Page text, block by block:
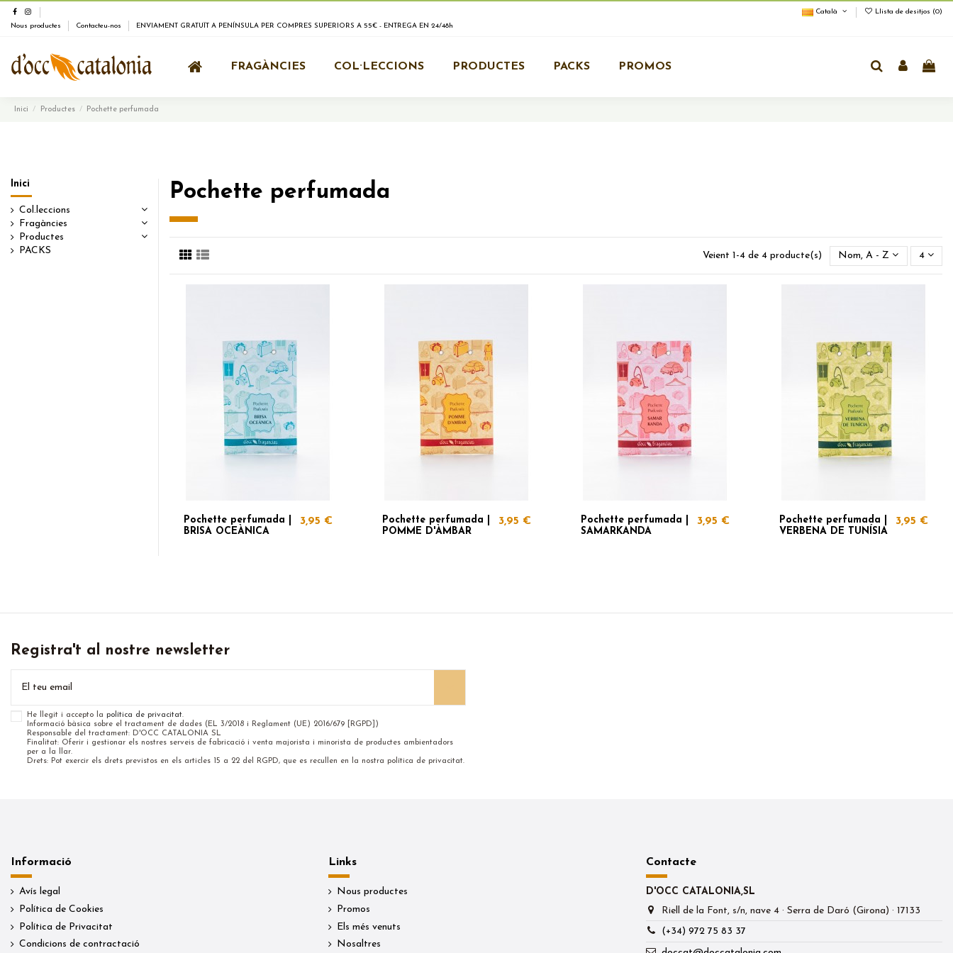
Nous productes Contacteu-nos ENVIAMENT GRATUÏT A PENÍNSULA PER COMPRES SUPERIORS A 55€ - ENTREGA EN 24/48h
Català Llista de desitjos (0)
FRAGÀNCIES COL·LECCIONS PRODUCTES PACKS PROMOS
Inici Productes Pochette perfumada
Pochette perfumada
Veient 1-4 de 4 producte(s) Nom, A - Z 4
Pochette perfumada |
BRISA OCEÀNICA
3,95 €
Pochette perfumada |
POMME D'ÀMBAR
3,95 €
Pochette perfumada |
SAMARKANDA
3,95 €
Pochette perfumada |
VERBENA DE TUNÍSIA
3,95 €
Inici
Col.leccions
Fragàncies
Productes
PACKS
Registra't al nostre newsletter
He llegit i accepto la política de privacitat.
Informació bàsica sobre el tractament de dades (EL 3/2018 i Reglament (UE) 2016/679 [RGPD])
Responsable del tractament: D'OCC CATALONIA SL
Finalitat: Oferir i gestionar els nostres serveis de fabricació i venta majorista i minorista de productes ambientadors
per a la llar.
Drets: Pot exercir els drets previstos en els articles 15 a 22 del RGPD, que es recullen en la nostra política de privacitat.
Informació
Avís legal
Política de Cookies
Política de Privacitat
Condicions de contractació
Links
Nous productes
Promos
Els més venuts
Nosaltres
Contacte
D'OCC CATALONIA,SL
Riell de la Font, s/n, nave 4 · Serra de Daró (Girona) · 17133
(+34) 972 75 83 37